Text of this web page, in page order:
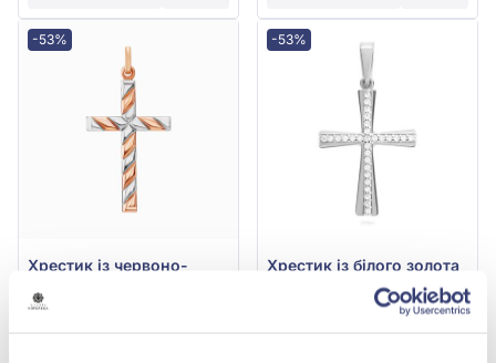
-53%
Хрестик із червоно-
424927р
14 905,80 грн
-53%
Хрестик із білого золота
585° без вставки, арт.